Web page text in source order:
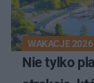
WAKACJE 2026
Nie tylko